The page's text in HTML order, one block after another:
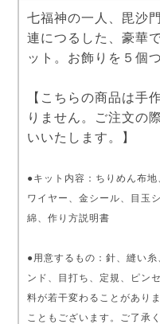
七福神の一人、毘沙
連につるした、豪華
ット。お飾りを５個
【こちらの商品は手
りません。ご注文の
いいたします。】
●キット内容：ちりめん布
ワイヤー、金シール、目玉
綿、作り方説明書
●用意するもの：針、縫い
ンド、目打ち、定規、ピン
料が若干変わることがあり
こともございます。ご了承く